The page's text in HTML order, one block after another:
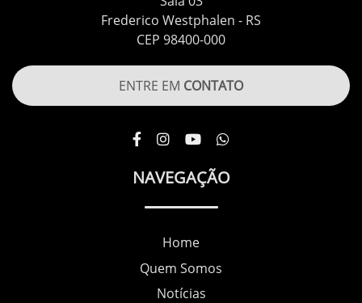
Frederico Westphalen - RS
CEP 98400-000
ENTRE EM CONTATO
NAVEGAÇÃO
Home
Quem Somos
Notícias